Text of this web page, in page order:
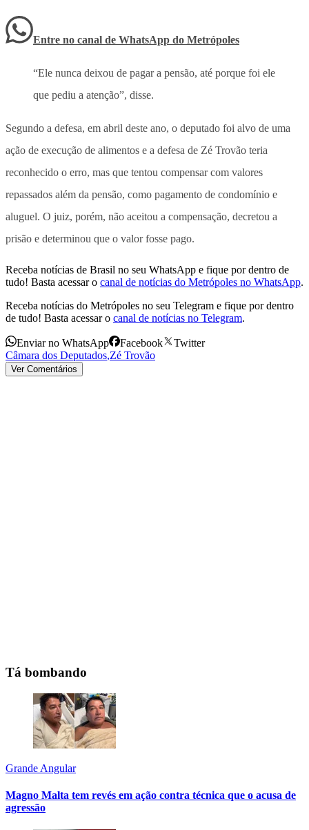
Entre no canal de WhatsApp do Metrópoles
“Ele nunca deixou de pagar a pensão, até porque foi ele
que pediu a atenção”, disse.
Segundo a defesa, em abril deste ano, o deputado foi alvo de uma
ação de execução de alimentos e a defesa de Zé Trovão teria
reconhecido o erro, mas que tentou compensar com valores
repassados além da pensão, como pagamento de condomínio e
aluguel. O juiz, porém, não aceitou a compensação, decretou a
prisão e determinou que o valor fosse pago.
Receba notícias de Brasil no seu WhatsApp e fique por dentro de
tudo! Basta acessar o canal de notícias do Metrópoles no WhatsApp.
Receba notícias do Metrópoles no seu Telegram e fique por dentro
de tudo! Basta acessar o canal de notícias no Telegram.
Enviar no WhatsApp Facebook
Twitter
Câmara dos Deputados,Zé Trovão
Ver Comentários
Tá bombando
Grande Angular
Magno Malta tem revés em ação contra técnica que o acusa de
agressão